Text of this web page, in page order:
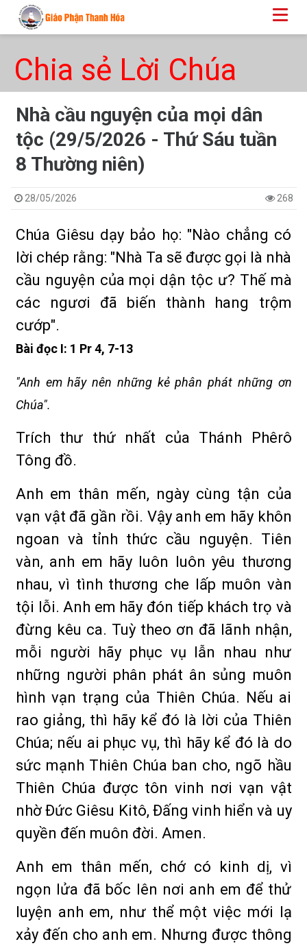
Chia sẻ Lời Chúa
Nhà cầu nguyện của mọi dân
tộc (29/5/2026 - Thứ Sáu tuần
8 Thường niên)
28/05/2026 268
Chúa Giêsu dạy bảo họ: "Nào chẳng có
lời chép rằng: "Nhà Ta sẽ được gọi là nhà
cầu nguyện của mọi dận tộc ư? Thế mà
các ngươi đã biến thành hang trộm
cướp".
Bài đọc I: 1 Pr 4, 7-13
"Anh em hãy nên những kẻ phân phát những ơn
Chúa".
Trích thư thứ nhất của Thánh Phêrô
Tông đồ.
Anh em thân mến, ngày cùng tận của
vạn vật đã gần rồi. Vậy anh em hãy khôn
ngoan và tỉnh thức cầu nguyện. Tiên
vàn, anh em hãy luôn luôn yêu thương
nhau, vì tình thương che lấp muôn vàn
tội lỗi. Anh em hãy đón tiếp khách trọ và
đừng kêu ca. Tuỳ theo ơn đã lãnh nhận,
mỗi người hãy phục vụ lẫn nhau như
những người phân phát ân sủng muôn
hình vạn trạng của Thiên Chúa. Nếu ai
rao giảng, thì hãy kể đó là lời của Thiên
Chúa; nếu ai phục vụ, thì hãy kể đó là do
sức mạnh Thiên Chúa ban cho, ngõ hầu
Thiên Chúa được tôn vinh nơi vạn vật
nhờ Ðức Giêsu Kitô, Ðấng vinh hiển và uy
quyền đến muôn đời. Amen.
Anh em thân mến, chớ có kinh dị, vì
ngọn lửa đã bốc lên nơi anh em để thử
luyện anh em, như thể một việc mới lạ
xảy đến cho anh em. Nhưng được thông